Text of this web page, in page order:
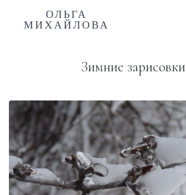
ОЛЬГА
МИХАЙЛОВА
Зимние зарисовки